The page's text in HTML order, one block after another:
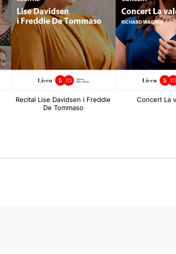
Recital Lise Davidsen i Freddie
De Tommaso
Concert La